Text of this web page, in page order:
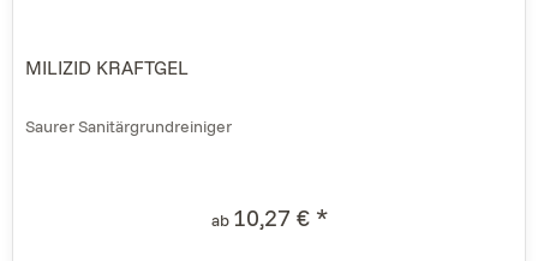
MILIZID KRAFTGEL
Saurer Sanitärgrundreiniger
ab 10,27 € *